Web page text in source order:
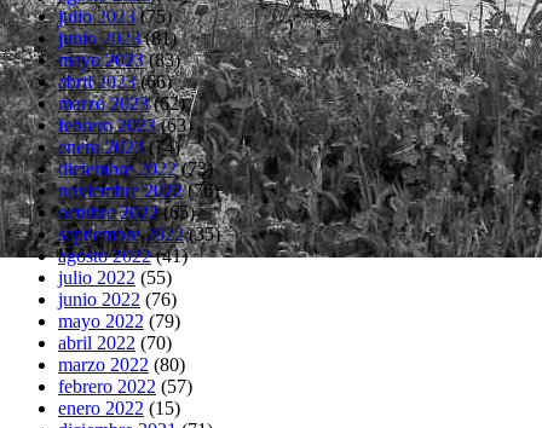
julio 2023(75)
junio 2023(81)
mayo 2023(83)
abril 2023(66)
marzo 2023(62)
febrero 2023(63)
enero 2023(74)
diciembre 2022(73)
noviembre 2022(76)
octubre 2022(65)
septiembre 2022(35)
agosto 2022(41)
julio 2022 (55)
junio 2022 (76)
mayo 2022 (79)
abril 2022 (70)
marzo 2022 (80)
febrero 2022 (57)
enero 2022 (15)